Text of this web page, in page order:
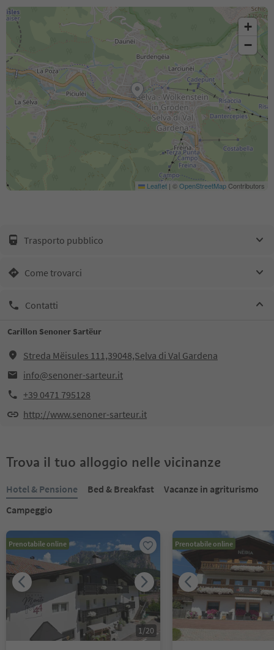
+
−
Leaflet | ©OpenStreetMapContributors
Trasporto pubblico
Come trovarci
Contatti
Carillon Senoner Sartëur
Streda Mëisules 111,39048,Selva di Val Gardena
info@senoner-sarteur.it
+39 0471 795128
http://www.senoner-sarteur.it
Trova il tuo alloggio nelle vicinanze
Hotel & Pensione Bed & Breakfast
Vacanze in agriturismo
Campeggio
Prenotabile online
1/20
Prenotabile online